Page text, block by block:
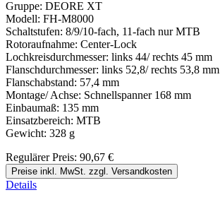
Gruppe: DEORE XT
Modell: FH-M8000
Schaltstufen: 8/9/10-fach, 11-fach nur MTB
Rotoraufnahme: Center-Lock
Lochkreisdurchmesser: links 44/ rechts 45 mm
Flanschdurchmesser: links 52,8/ rechts 53,8 mm
Flanschabstand: 57,4 mm
Montage/ Achse: Schnellspanner 168 mm
Einbaumaß: 135 mm
Einsatzbereich: MTB
Gewicht: 328 g
Regulärer Preis: 90,67 €
Preise inkl. MwSt. zzgl. Versandkosten
Details